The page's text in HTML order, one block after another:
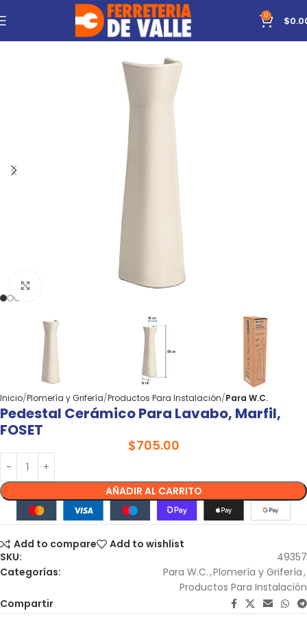
0 $
Inicio Plomería y Grifería Productos Para Instalación Para W.C.
Pedestal Cerámico Para Lavabo, Marfil,
FOSET
$705.00
AÑADIR AL CARRITO
Add to compare
Add to wishlist
SKU:
49357
Categorías:
Para W.C.,Plomería y Grifería,
Productos Para Instalación
Compartir